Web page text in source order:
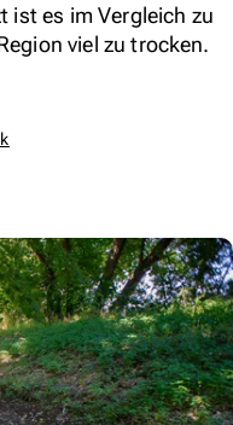
ist es im Vergleich zu
viel zu trocken.